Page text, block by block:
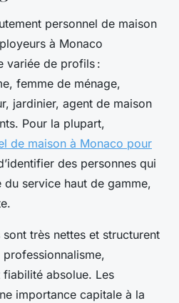
personnel de maison
à Monaco
variée de profils :
femme de ménage,
jardinier, agent de maison
Pour la plupart,
de maison à Monaco pour
des personnes qui
du service haut de gamme,
très nettes et structurent
absolue. Les
importance capitale à la